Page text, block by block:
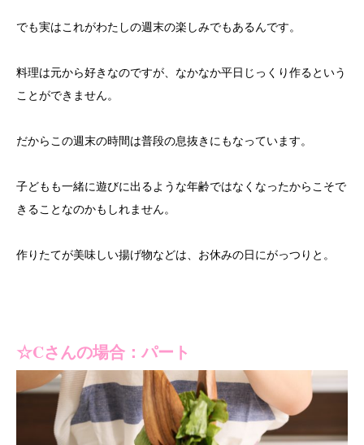
でも実はこれがわたしの週末の楽しみでもあるんです。
料理は元から好きなのですが、なかなか平日じっくり作るという
ことができません。
だからこの週末の時間は普段の息抜きにもなっています。
子どもも一緒に遊びに出るような年齢ではなくなったからこそで
きることなのかもしれません。
作りたてが美味しい揚げ物などは、お休みの日にがっつりと。
☆Cさんの場合：パート